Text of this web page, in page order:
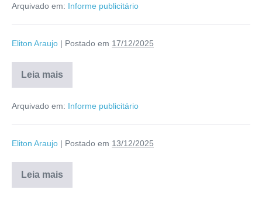
Arquivado em: Informe publicitário
Eliton Araujo | Postado em 17/12/2025
Leia mais
Arquivado em: Informe publicitário
Eliton Araujo | Postado em 13/12/2025
Leia mais